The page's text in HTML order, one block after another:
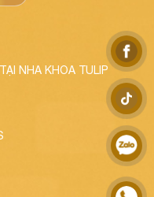
NHA KHOA TULIP